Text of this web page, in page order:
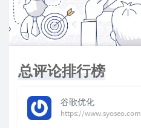
总评论排行榜
谷歌优化
https://www.syoseo.com